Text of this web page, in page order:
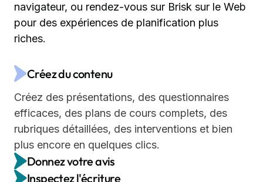
navigateur, ou rendez-vous sur Brisk sur le Web
pour des expériences de planification plus
riches.
Créez du contenu
Créez des présentations, des questionnaires
efficaces, des plans de cours complets, des
rubriques détaillées, des interventions et bien
plus encore en quelques clics.
Donnez votre avis
Inspectez l'écriture